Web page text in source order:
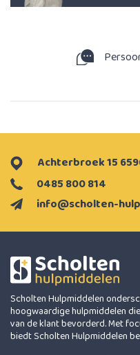
info@scholten-
0485 800 814
Achterbroek 15
Scholten Hulpmiddelen
hoogwaardige hulpmiddelen
van de klant bevorderd. Met
biedt Scholten Hulpmiddelen